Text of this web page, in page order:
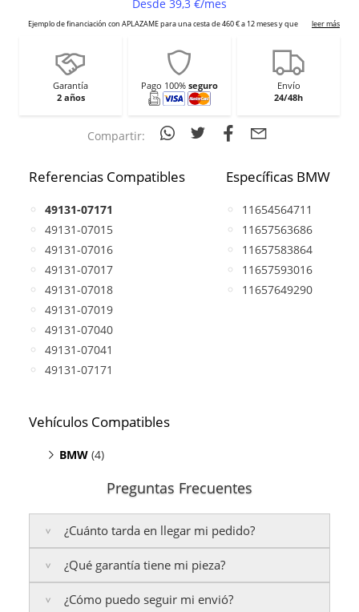
Garantía
2 años
Pago 100% seguro
Envío
24/48h
Compartir:
Referencias Compatibles
49131-07171
49131-07015
49131-07016
49131-07017
49131-07018
49131-07019
49131-07040
49131-07041
49131-07171
Específicas BMW
11654564711
11657563686
11657583864
11657593016
11657649290
Vehículos Compatibles
BMW (4)
335i E90/E91/E92/E93(motor N54B30)
Z4 35i((E89), motor N54B30)
Z4 35i ((E89), motor N54B30)
Preguntas Frecuentes
¿Cuánto tarda en llegar mi pedido?
Península: Entregamos en un plazo estimado de
a 48 horas laborables, si realizas tu pedido antes de
las
17:00 h.
¿Qué garantía tiene mi pieza?
La garantía varía según el tipo de producto:
¿Cómo puedo seguir mi envió?